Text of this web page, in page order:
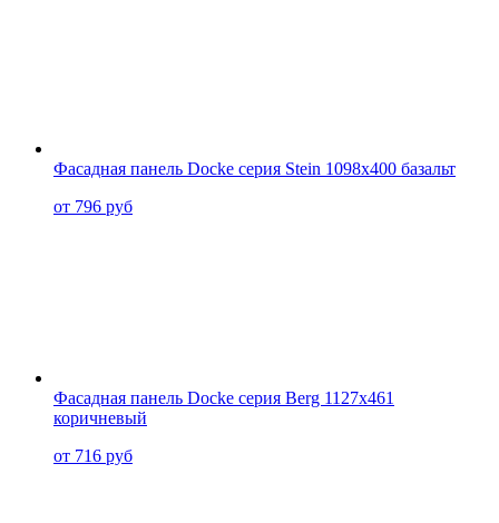
Фасадная панель Docke серия Stein 1098x400 базальт
от 796 руб
Фасадная панель Docke серия Berg 1127x461
коричневый
от 716 руб